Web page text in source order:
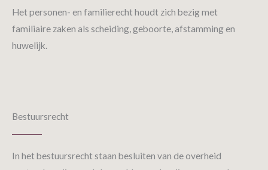
Het personen- en familierecht houdt zich bezig met
familiaire zaken als scheiding, geboorte, afstamming en
huwelijk.
Bestuursrecht
In het bestuursrecht staan besluiten van de overheid